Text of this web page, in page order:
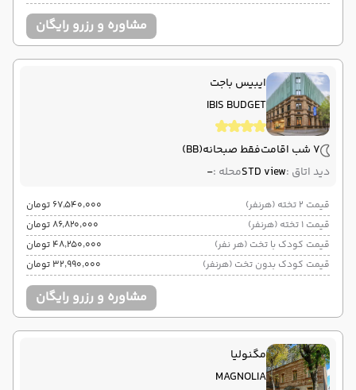
مشاوره و رزرو رایگان
ایبیس باجت
IBIS BUDGET
7 شب اقامت فقط صبحانه(BB)
دید اتاق :STD viewمحله :-
قیمت 2 تخته (هرنفر)
۶۷٬۵۴۰٬۰۰۰ تومان
قیمت 1 تخته (هرنفر)
۸۶٬۸۲۰٬۰۰۰ تومان
قیمت کودک با تخت (هر نفر)
۴۸٬۲۵۰٬۰۰۰ تومان
قیمت کودک بدون تخت (هرنفر)
۳۲٬۹۹۰٬۰۰۰ تومان
مشاوره و رزرو رایگان
مگنولیا
MAGNOLIA